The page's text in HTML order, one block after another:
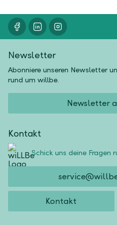
Newsletter
Abonniere unseren Newsletter
rund um willbe.
Newsletter
Kontakt
Schick uns deine Fragen
Kontakt